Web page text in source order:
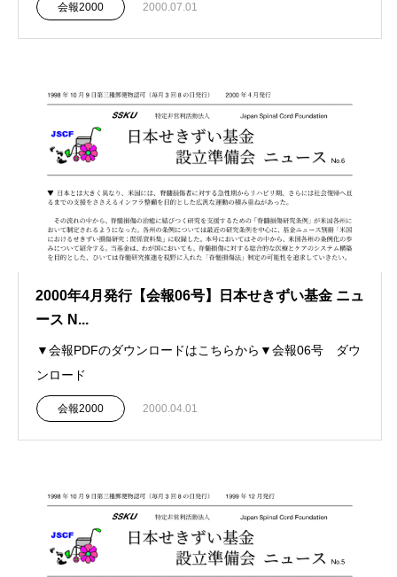
会報2000 2000.07.01
2000年4月発行【会報06号】日本せきずい基金 ニュ
ース N...
▼会報PDFのダウンロードはこちらから▼会報06号 ダウ
ンロード
会報2000 2000.04.01